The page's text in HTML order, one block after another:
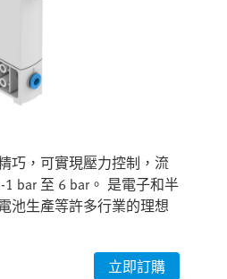
巧，可實現壓力控制，流
bar 至 6 bar。 是電子和半
池生產等許多行業的理想
立即訂購